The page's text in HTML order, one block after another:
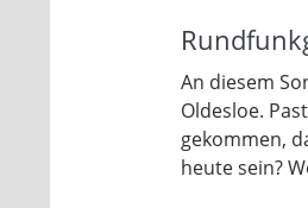
An diesem
Oldesloe.
gekommen,
heute sein?